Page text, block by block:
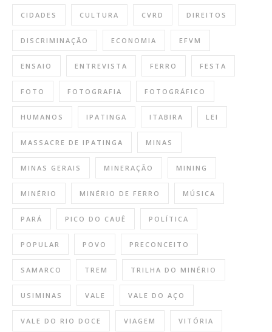
CIDADES CULTURA CVRD DIREITOS
DISCRIMINAÇÃO ECONOMIA EFVM
ENSAIO ENTREVISTA FERRO FESTA
FOTO FOTOGRAFIA FOTOGRÁFICO
HUMANOS IPATINGA ITABIRA LEI
MASSACRE DE IPATINGA MINAS
MINAS GERAIS MINERAÇÃO MINING
MINÉRIO MINÉRIO DE FERRO MÚSICA
PARÁ PICO DO CAUÊ POLÍTICA
POPULAR POVO PRECONCEITO
SAMARCO TREM TRILHA DO MINÉRIO
USIMINAS VALE VALE DO AÇO
VALE DO RIO DOCE VIAGEM VITÓRIA